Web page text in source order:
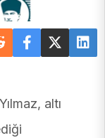
altı